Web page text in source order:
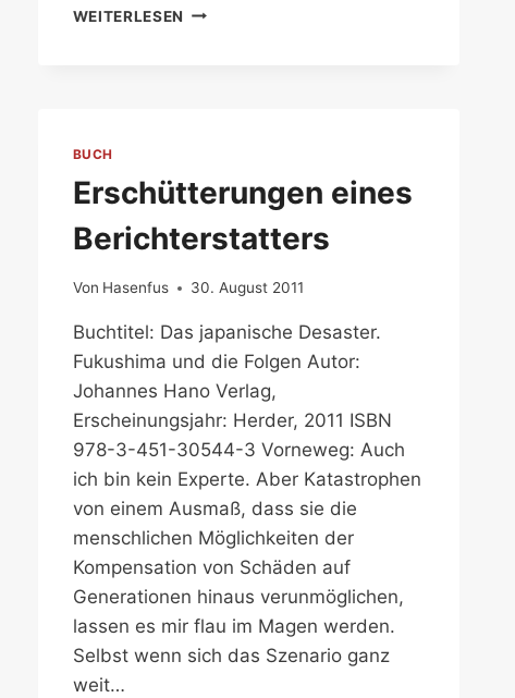
WEITERLESEN AKTUELLE
BUCH
Erschütterungen eines
Berichterstatters
Von Hasenfus 30. August 2011
Buchtitel: Das japanische Desaster.
Fukushima und die Folgen Autor:
Johannes Hano Verlag,
Erscheinungsjahr: Herder, 2011 ISBN
978-3-451-30544-3 Vorneweg: Auch
ich bin kein Experte. Aber Katastrophen
von einem Ausmaß, dass sie die
menschlichen Möglichkeiten der
Kompensation von Schäden auf
Generationen hinaus verunmöglichen,
lassen es mir flau im Magen werden.
Selbst wenn sich das Szenario ganz
weit…